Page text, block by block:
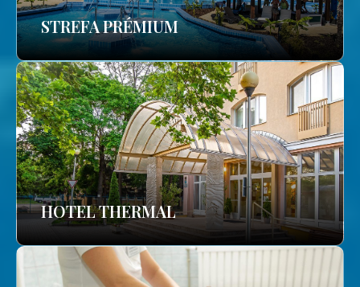
STREFA PRÉMIUM
HOTEL THERMAL